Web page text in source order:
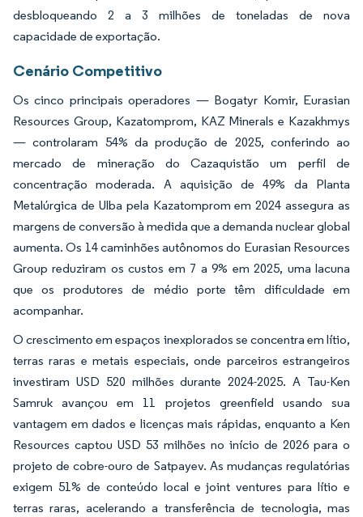
desbloqueando 2 a 3 milhões de toneladas de nova
capacidade de exportação.
Cenário Competitivo
Os cinco principais operadores — Bogatyr Komir, Eurasian
Resources Group, Kazatomprom, KAZ Minerals e Kazakhmys
— controlaram 54% da produção de 2025, conferindo ao
mercado de mineração do Cazaquistão um perfil de
concentração moderada. A aquisição de 49% da Planta
Metalúrgica de Ulba pela Kazatomprom em 2024 assegura as
margens de conversão à medida que a demanda nuclear global
aumenta. Os 14 caminhões autônomos do Eurasian Resources
Group reduziram os custos em 7 a 9% em 2025, uma lacuna
que os produtores de médio porte têm dificuldade em
acompanhar.
O crescimento em espaços inexplorados se concentra em lítio,
terras raras e metais especiais, onde parceiros estrangeiros
investiram USD 520 milhões durante 2024-2025. A Tau-Ken
Samruk avançou em 11 projetos greenfield usando sua
vantagem em dados e licenças mais rápidas, enquanto a Ken
Resources captou USD 53 milhões no início de 2026 para o
projeto de cobre-ouro de Satpayev. As mudanças regulatórias
exigem 51% de conteúdo local e joint ventures para lítio e
terras raras, acelerando a transferência de tecnologia, mas